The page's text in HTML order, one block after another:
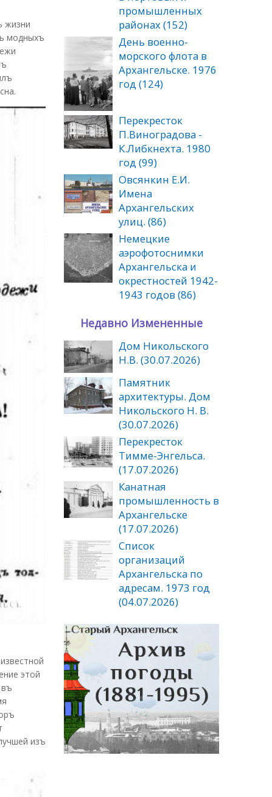
жизни
модныхъ
этой
изъ
промышленных
районах (152)
День военно-
морского флота в
Архангельске. 1976
год (124)
Перекресток
П.Виноградова -
К.Либкнехта. 1980
год (99)
Овсянкин Е.И.
Имена
Архангельских
улиц. (86)
Немецкие
аэрофотоснимки
Архангельска и
окрестностей 1942-
1943 годов (86)
Недавно Измененные
Дом Никольского
Н.В. (30.07.2026)
Памятник
архитектуры. Дом
Никольского Н. В.
(30.07.2026)
Перекресток
Тимме-Энгельса.
(17.07.2026)
Канатная
промышленность в
Архангельске
(17.07.2026)
Список
организаций
Архангельска по
адресам. 1973 год
(04.07.2026)